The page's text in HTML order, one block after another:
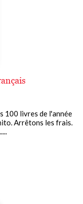
100 livres de l'année
Arrêtons les frais.